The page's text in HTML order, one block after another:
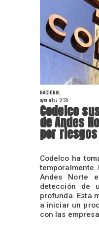
NACIONAL
ayer a las 9:35
Codelco
de Andes
por
Codelco ha
Andes Norte
detección de
profunda. Esta
a iniciar un
con las